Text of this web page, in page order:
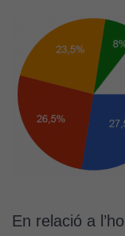
En relació a